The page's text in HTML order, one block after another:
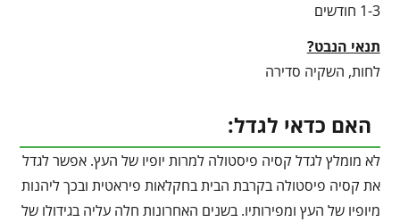
1-3 חודשים
תנאי הנבט?
לחות, השקיה סדירה
האם כדאי לגדל:
לא מומלץ לגדל קסיה פיסטולה למרות יופיו של העץ. אפשר לגדל
את קסיה פיסטולה בקרבת הבית בחקלאות פיראטית ובכך ליהנות
מיופיו של העץ ומפירותיו. בשנים האחרונות חלה עליה בגידולו של